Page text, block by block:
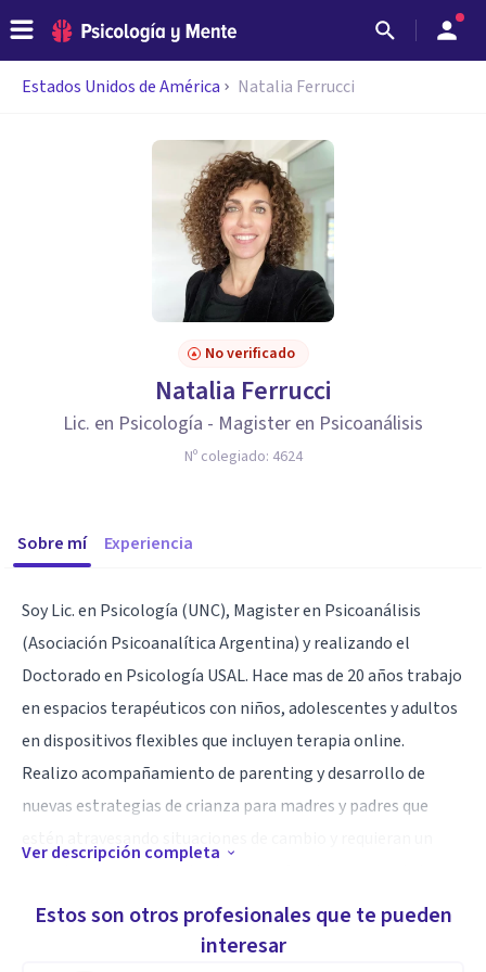
Estados Unidos de América Natalia Ferrucci
No verificado
Natalia Ferrucci
Lic. en Psicología - Magister en Psicoanálisis
Nº colegiado: 4624
Sobre mí Experiencia
Soy Lic. en Psicología (UNC), Magister en Psicoanálisis
(Asociación Psicoanalítica Argentina) y realizando el
Doctorado en Psicología USAL. Hace mas de 20 años trabajo
en espacios terapéuticos con niños, adolescentes y adultos
en dispositivos flexibles que incluyen terapia online.
Realizo acompañamiento de parenting y desarrollo de
nuevas estrategias de crianza para madres y padres que
como en la la compleja labor de conformación de familia.
Ver descripción completa
Estos son otros profesionales que te pueden
interesar